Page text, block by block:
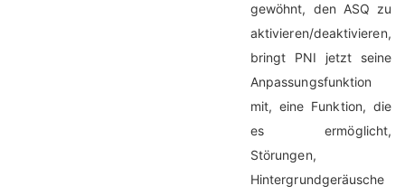
gewöhnt, den ASQ zu
aktivieren/deaktivieren,
bringt PNI jetzt seine
Anpassungsfunktion
mit, eine Funktion, die
es ermöglicht,
Störungen,
Hintergrundgeräusche